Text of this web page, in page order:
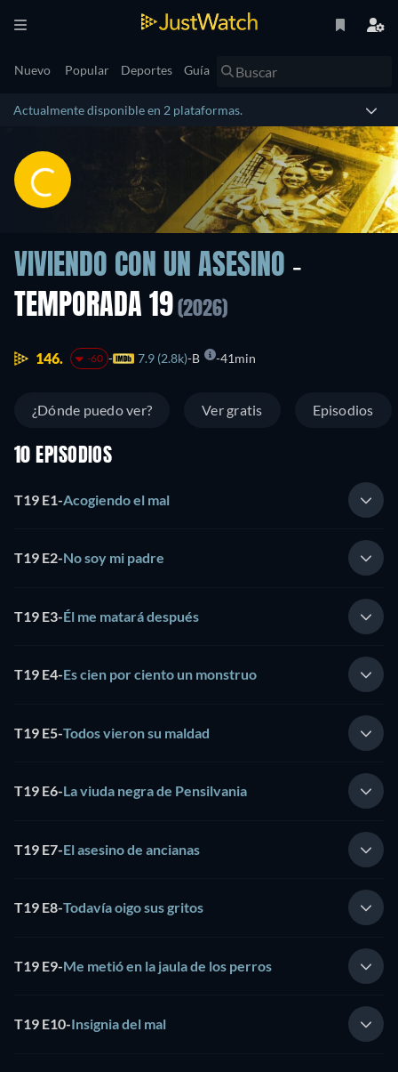
Nuevo Popular Deportes Guía
Actualmente disponible en 2 plataformas.
VIVIENDO CON UN ASESINO -
TEMPORADA 19 (2026)
146. -60 7.9 (2.8k) B 41min
¿Dónde puedo ver? Ver gratis Episodios
10 EPISODIOS
T19 E1-Acogiendo el mal
T19 E2-No soy mi padre
T19 E3-Él me matará después
T19 E4-Es cien por ciento un monstruo
T19 E5-Todos vieron su maldad
T19 E6-La viuda negra de Pensilvania
T19 E7-El asesino de ancianas
T19 E8-Todavía oigo sus gritos
T19 E9-Me metió en la jaula de los perros
T19 E10-Insignia del mal